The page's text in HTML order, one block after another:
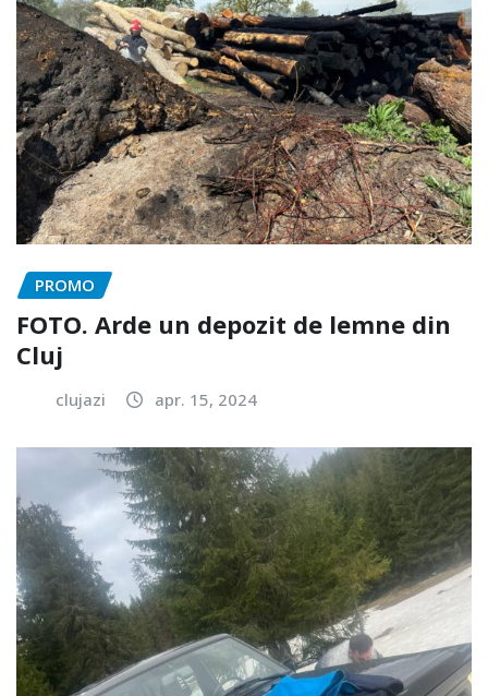
PROMO
FOTO. Arde un depozit de lemne din
Cluj
clujazi apr. 15, 2024